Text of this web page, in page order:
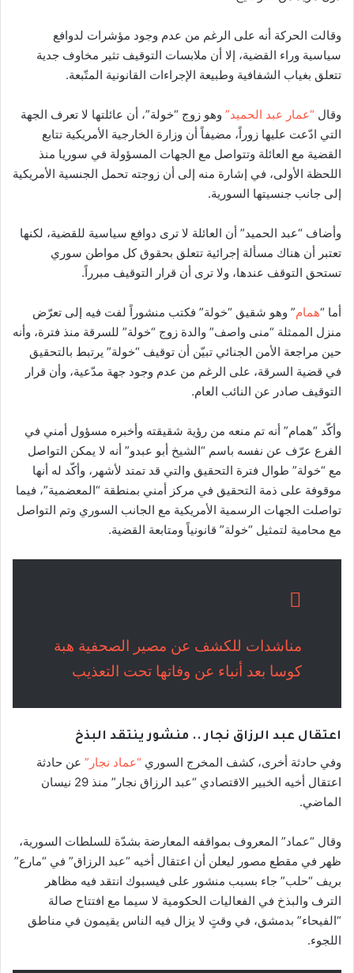
وقالت الحركة أنه على الرغم من عدم وجود مؤشرات لدوافع
سياسية وراء القضية، إلا أن ملابسات التوقيف تثير مخاوف جدية
تتعلق بغياب الشفافية وطبيعة الإجراءات القانونية المتّبعة.
وقال “عمار عبد الحميد” وهو زوج “خولة”، أن عائلتها لا تعرف الجهة
التي ادّعت عليها زوراً، مضيفاً أن وزارة الخارجية الأمريكية تتابع
القضية مع العائلة وتتواصل مع الجهات المسؤولة في سوريا منذ
اللحظة الأولى، في إشارة منه إلى أن زوجته تحمل الجنسية الأمريكية
إلى جانب جنسيتها السورية.
وأضاف “عبد الحميد” أن العائلة لا ترى دوافع سياسية للقضية، لكنها
تعتبر أن هناك مسألة إجرائية تتعلق بحقوق كل مواطن سوري
تستحق التوقف عندها، ولا ترى أن قرار التوقيف مبرراً.
أما “همام” وهو شقيق “خولة” فكتب منشوراً لفت فيه إلى تعرّض
منزل الممثلة “منى واصف” والدة زوج “خولة” للسرقة منذ فترة، وأنه
حين مراجعة الأمن الجنائي تبيّن أن توقيف “خولة” يرتبط بالتحقيق
في قضية السرقة، على الرغم من عدم وجود جهة مدّعية، وأن قرار
التوقيف صادر عن النائب العام.
وأكّد “همام” أنه تم منعه من رؤية شقيقته وأخبره مسؤول أمني في
الفرع عرّف عن نفسه باسم “الشيخ أبو عبدو” أنه لا يمكن التواصل
مع “خولة” طوال فترة التحقيق والتي قد تمتد لأشهر، وأكّد له أنها
موقوفة على ذمة التحقيق في مركز أمني بمنطقة “المعضمية”، فيما
تواصلت الجهات الرسمية الأمريكية مع الجانب السوري وتم التواصل
مع محامية لتمثيل “خولة” قانونياً ومتابعة القضية.
مناشدات للكشف عن مصير الصحفية هبة
كوسا بعد أنباء عن وفاتها تحت التعذيب
اعتقال عبد الرزاق نجار .. منشور ينتقد البذخ
وفي حادثة أخرى، كشف المخرج السوري “عماد نجار” عن حادثة
اعتقال أخيه الخبير الاقتصادي “عبد الرزاق نجار” منذ 29 نيسان
الماضي.
وقال “عماد” المعروف بمواقفه المعارضة بشدّة للسلطات السورية،
ظهر في مقطع مصور ليعلن أن اعتقال أخيه “عبد الرزاق” في “مارع”
بريف “حلب” جاء بسبب منشور على فيسبوك انتقد فيه مظاهر
الترف والبذخ في الفعاليات الحكومية لا سيما مع افتتاح صالة
“الفيحاء” بدمشق، في وقتٍ لا يزال فيه الناس يقيمون في مناطق
اللجوء.